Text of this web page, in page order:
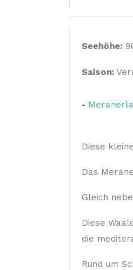
Seehöhe:
Saison:
-
Diese
Das
Gleich
Diese
die
Rund um